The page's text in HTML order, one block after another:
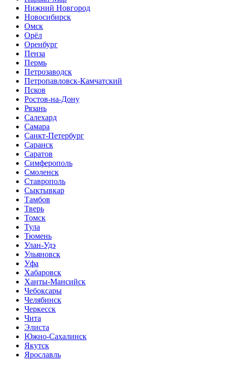
Нижний Новгород
Новосибирск
Омск
Орёл
Оренбург
Пенза
Пермь
Петрозаводск
Петропавловск-Камчатский
Псков
Ростов-на-Дону
Рязань
Салехард
Самара
Санкт-Петербург
Саранск
Саратов
Симферополь
Смоленск
Ставрополь
Сыктывкар
Тамбов
Тверь
Томск
Тула
Тюмень
Улан-Удэ
Ульяновск
Уфа
Хабаровск
Ханты-Мансийск
Чебоксары
Челябинск
Черкесск
Чита
Элиста
Южно-Сахалинск
Якутск
Ярославль